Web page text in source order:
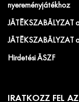
nyereményjátékhoz
JÁTÉKSZABÁLYZAT
JÁTÉKSZABÁLYZAT
Hirdetési ÁSZF
IRATKOZZ FEL